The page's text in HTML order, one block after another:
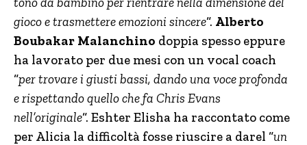
gioco e trasmettere emozioni sincere“. Alberto
Boubakar Malanchino doppia spesso eppure
ha lavorato per due mesi con un vocal coach
“per trovare i giusti bassi, dando una voce profonda
e rispettando quello che fa Chris Evans
nell’originale“. Eshter Elisha ha raccontato come
per Alicia la difficoltà fosse riuscire a darel “un